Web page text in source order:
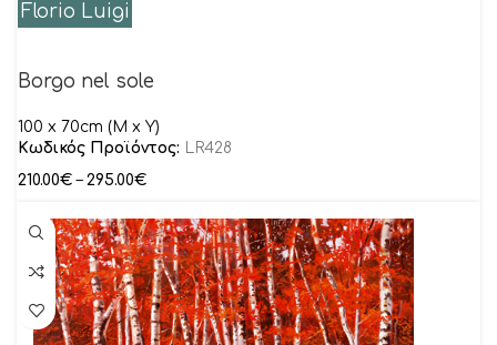
Florio Luigi
Borgo nel sole
100 x 70cm (M x Y)
Κωδικός Προϊόντος: LR428
210.00€ – 295.00€